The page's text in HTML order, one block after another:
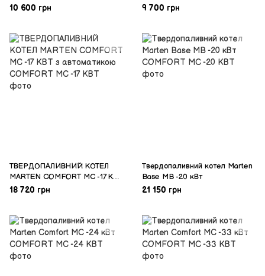
конфорки)-17кВт
10 600 грн 9 700 грн
ТВЕРДОПАЛИВНИЙ КОТЕЛ
MARTEN COMFORT MC -17 КВТ
з автоматикою
18 720 грн
Твердопаливний котел Marten
Base MB -20 кВт
21 150 грн